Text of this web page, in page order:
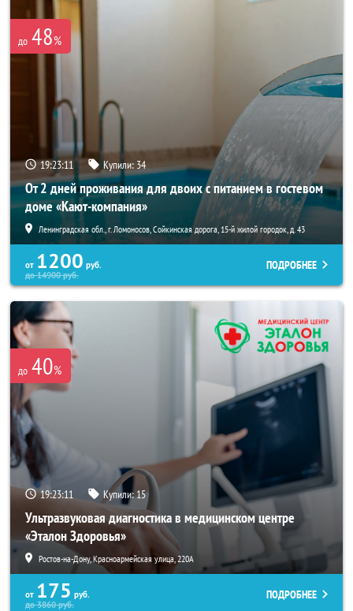
до 48%
19:23:07 Купили: 34
От 2 дней проживания для двоих с питанием в гостевом
доме «Кают-компания»
Ленинградская обл., г. Ломоносов, Сойкинская дорога, 15-й жилой городок, д. 43
от 1200 руб.
до14900руб.
ПОДРОБНЕЕ
до 40%
19:23:07 Купили:15
Ультразвуковая диагностика в медицинском центре
«Эталон Здоровья»
Ростов-на-Дону, Красноармейская улица, 220А
от 175 руб.
до3860руб.
ПОДРОБНЕЕ